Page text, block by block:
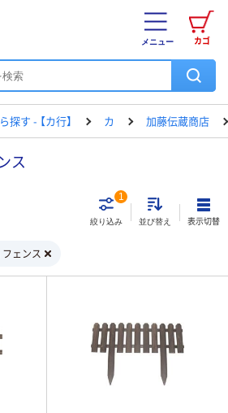
カゴ
メニュー
探す - 【カ行】 カ 加藤伝蔵商店
ス
絞り込み
1
並び替え 表示切替
ェンス